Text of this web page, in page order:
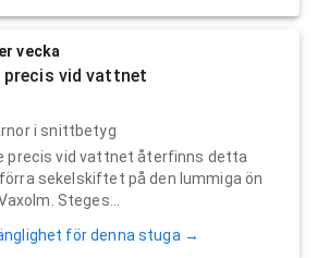
vecka
precis vid vattnet
i snittbetyg
precis vid vattnet återfinns detta
sekelskiftet på den lummiga ön
Steges...
för denna stuga →